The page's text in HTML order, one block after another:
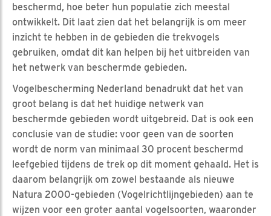
beschermd, hoe beter hun populatie zich meestal
ontwikkelt. Dit laat zien dat het belangrijk is om meer
inzicht te hebben in de gebieden die trekvogels
gebruiken, omdat dit kan helpen bij het uitbreiden van
het netwerk van beschermde gebieden.
Vogelbescherming Nederland benadrukt dat het van
groot belang is dat het huidige netwerk van
beschermde gebieden wordt uitgebreid. Dat is ook een
conclusie van de studie: voor geen van de soorten
wordt de norm van minimaal 30 procent beschermd
leefgebied tijdens de trek op dit moment gehaald. Het is
daarom belangrijk om zowel bestaande als nieuwe
Natura 2000-gebieden (Vogelrichtlijngebieden) aan te
wijzen voor een groter aantal vogelsoorten, waaronder